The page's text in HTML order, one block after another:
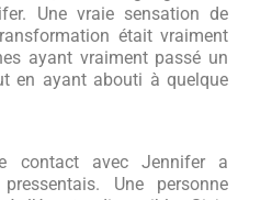
Une vraie sensation de
était vraiment
ayant vraiment passé un
en ayant abouti à quelque
contact avec Jennifer a
Une personne